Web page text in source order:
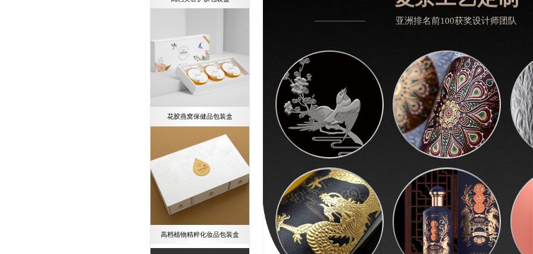
花胶燕窝保健品包装盒
高档植物精粹化妆品包装盒
亚洲排名前100获奖设计师团队